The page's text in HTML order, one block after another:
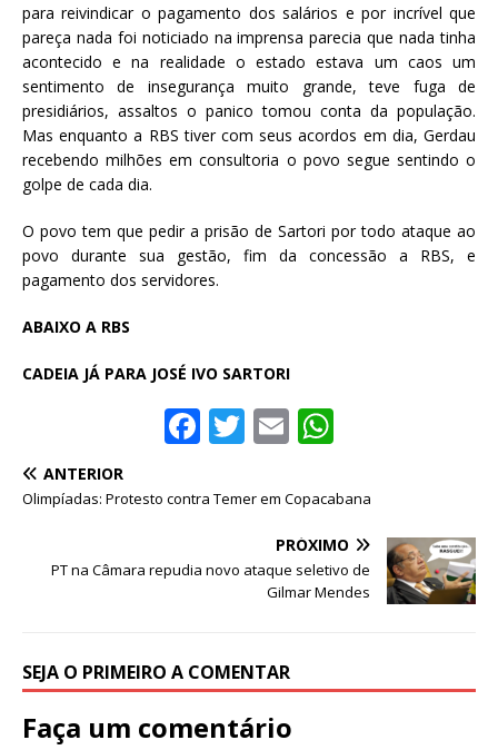
para reivindicar o pagamento dos salários e por incrível que
pareça nada foi noticiado na imprensa parecia que nada tinha
acontecido e na realidade o estado estava um caos um
sentimento de insegurança muito grande, teve fuga de
presidiários, assaltos o panico tomou conta da população.
Mas enquanto a RBS tiver com seus acordos em dia, Gerdau
recebendo milhões em consultoria o povo segue sentindo o
golpe de cada dia.
O povo tem que pedir a prisão de Sartori por todo ataque ao
povo durante sua gestão, fim da concessão a RBS, e
pagamento dos servidores.
ABAIXO A RBS
CADEIA JÁ PARA JOSÉ IVO SARTORI
F
c
b
k
T
it
te
r
E
ai
l
at
s
A
p
ANTERIOR
Olimpíadas: Protesto contra Temer em Copacabana
PRÓXIMO
PT na Câmara repudia novo ataque seletivo de
Gilmar Mendes
SEJA O PRIMEIRO A COMENTAR
Faça um comentário